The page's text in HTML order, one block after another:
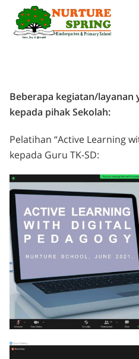
Beberapa kegiatan/layanan
kepada pihak Sekolah:
Pelatihan “Active Learning
kepada Guru TK-SD: